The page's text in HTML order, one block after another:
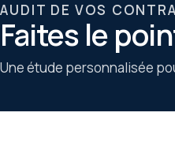
AUDIT DE VOS
Faites le
Une étude personnalisée